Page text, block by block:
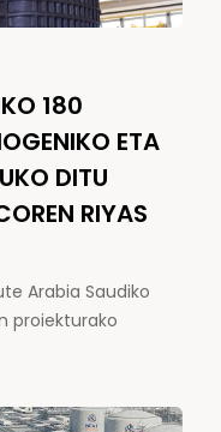
180
ETA
DITU
RIYAS
Arabia Saudiko
proiekturako